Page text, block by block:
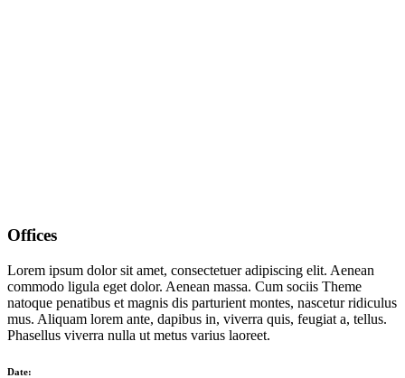
Offices
Lorem ipsum dolor sit amet, consectetuer adipiscing elit. Aenean
commodo ligula eget dolor. Aenean massa. Cum sociis Theme
natoque penatibus et magnis dis parturient montes, nascetur ridiculus
mus. Aliquam lorem ante, dapibus in, viverra quis, feugiat a, tellus.
Phasellus viverra nulla ut metus varius laoreet.
Date: